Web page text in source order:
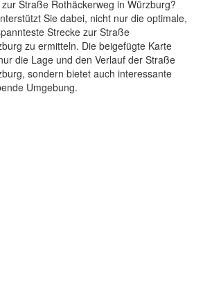
Straße Rothäckerweg in Würzburg?
Sie dabei, nicht nur die optimale,
Strecke zur Straße
zu ermitteln. Die beigefügte Karte
die Lage und den Verlauf der Straße
sondern bietet auch interessante
Umgebung.